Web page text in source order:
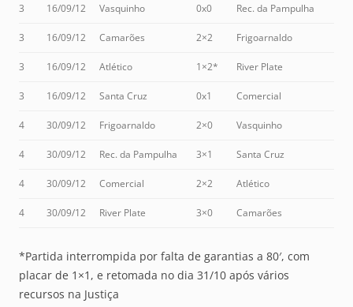
3 16/09/12 Vasquinho 0x0 Rec. da Pampulha
3 16/09/12 Camarões 2×2 Frigoarnaldo
3 16/09/12 Atlético 1×2* River Plate
3 16/09/12 Santa Cruz 0x1 Comercial
4 30/09/12 Frigoarnaldo 2×0 Vasquinho
4 30/09/12 Rec. da Pampulha 3×1 Santa Cruz
4 30/09/12 Comercial 2×2 Atlético
4 30/09/12 River Plate 3×0 Camarões
*Partida interrompida por falta de garantias a 80′, com
placar de 1×1, e retomada no dia 31/10 após vários
recursos na Justiça